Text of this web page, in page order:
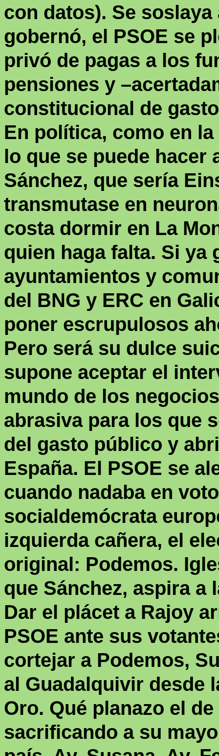
con datos). Se
gobernó, el PSOE se
privó de pagas a los
pensiones y –
constitucional de
En política, como en
lo que se puede hacer
Sánchez, que sería
transmutase en
costa dormir en La
quien haga falta. Si ya
ayuntamientos y
del BNG y ERC en
poner escrupulosos
Pero será su dulce
supone aceptar el
mundo de los
abrasiva para los que
del gasto público y
España. El PSOE se
cuando nadaba en
socialdemócrata
izquierda cañera, el
original: Podemos.
que Sánchez, aspira a
Dar el plácet a Rajoy
PSOE ante sus
cortejar a Podemos,
al Guadalquivir desde
Oro. Qué planazo el
sacrificando a su